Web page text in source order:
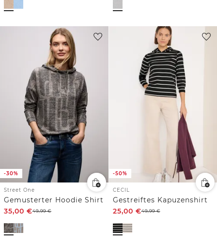
-30%
Street One
Gemusterter Hoodie Shirt
35,00 €49,99€
-50%
CECIL
Gestreiftes Kapuzenshirt
25,00 €49,99€